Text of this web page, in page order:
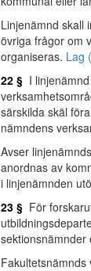
Linjenämnd skall
övriga frågor om
organiseras. Lag
22 § I
särskilda skäl
nämndens
Avser
anordnas av
i linjenämnden
23 § För
sektionsnämnder